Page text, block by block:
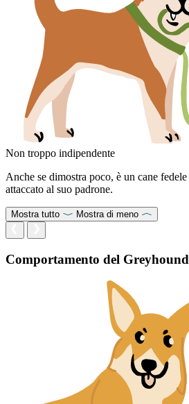
Non troppo indipendente
Anche se dimostra poco, è un cane fedele
attaccato al suo padrone.
Mostra tutto Mostra di meno
Comportamento del Greyhound